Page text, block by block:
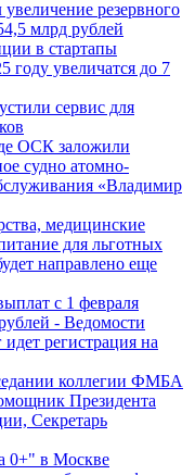
резервного
млрд рублей
в стартапы
году увеличатся до 7
сервис для
ОСК заложили
судно атомно-
«Владимир
медицинские
для льготных
направлено еще
с 1 февраля
- Ведомости
регистрация на
коллегии ФМБА
Президента
Секретарь
0+" в Москве